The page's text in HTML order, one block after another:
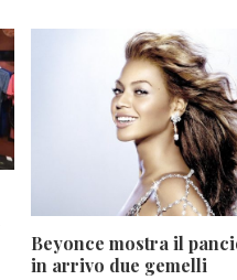
Beyonce mostra il
in arrivo due gemelli